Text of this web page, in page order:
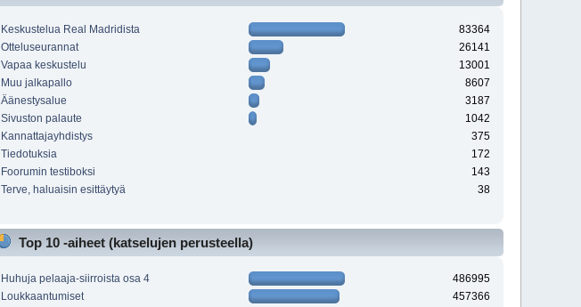
Keskustelua Real Madridista
83364
Otteluseurannat
26141
Vapaa keskustelu
13001
Muu jalkapallo
8607
Äänestysalue
3187
Sivuston palaute
1042
Kannattajayhdistys
375
Tiedotuksia
172
Foorumin testiboksi
143
Terve, haluaisin esittäytyä
38
Top 10 -aiheet (katselujen perusteella)
Huhuja pelaaja-siirroista osa 4
486995
Loukkaantumiset
457366